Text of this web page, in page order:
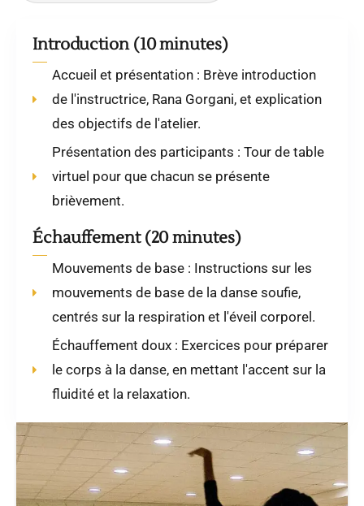
Introduction (10 minutes)
Accueil et présentation : Brève introduction
de l'instructrice, Rana Gorgani, et explication
des objectifs de l'atelier.
Présentation des participants : Tour de table
virtuel pour que chacun se présente
brièvement.
Échauffement (20 minutes)
Mouvements de base : Instructions sur les
mouvements de base de la danse soufie,
centrés sur la respiration et l'éveil corporel.
Échauffement doux : Exercices pour préparer
le corps à la danse, en mettant l'accent sur la
fluidité et la relaxation.